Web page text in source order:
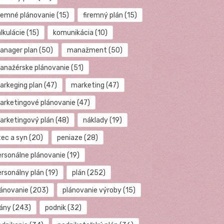
plánovanie (15) firemný plán (15)
(15) komunikácia (10)
plan (50) manažment (50)
plánovanie (51)
plan (47) marketing (47)
plánovanie (47)
plán (48) náklady(19)
a syn (20) peniaze (28)
plánovanie (19)
plán (19) plán (252)
(203) plánovanie výroby(15)
(243) podnik(32)